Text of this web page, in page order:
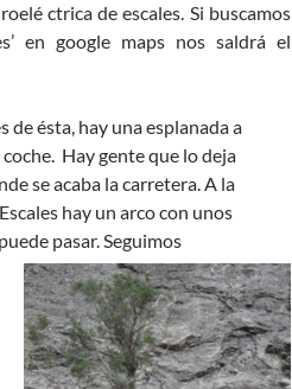
ctrica de escales. Si buscamos
en google maps nos saldrá el
deésta, hay una esplanada a
Hay gente que lo deja
se acaba la carretera. A la
hay un arco con unos
pasar. Seguimos